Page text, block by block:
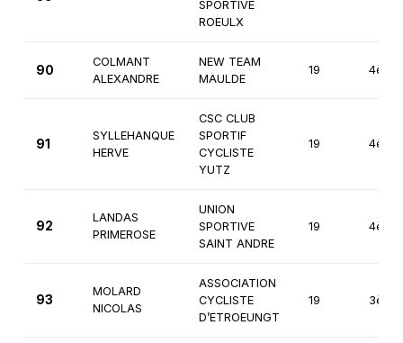
SPORTIVE
ROEULX
90
COLMANT
ALEXANDRE
NEW TEAM
MAULDE
19 4ème
91
SYLLEHANQUE
HERVE
CSC CLUB
SPORTIF
CYCLISTE
YUTZ
19 4ème
92
LANDAS
PRIMEROSE
UNION
SPORTIVE
SAINT ANDRE
19 4ème
93
MOLARD
NICOLAS
ASSOCIATION
CYCLISTE
D’ETROEUNGT
19 3ème